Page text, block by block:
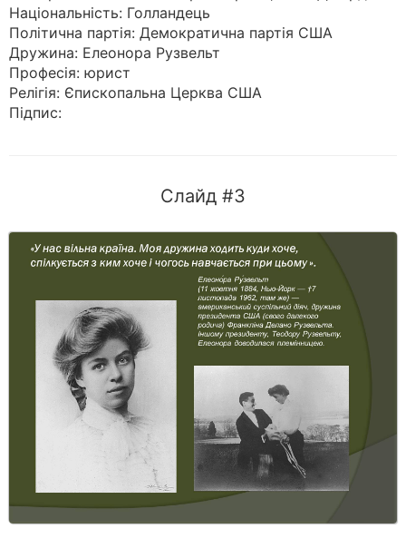
Національність: Голландець
Політична партія: Демократична партія США
Дружина: Елеонора Рузвельт
Професія: юрист
Релігія: Єпископальна Церква США
Підпис:
Слайд #3